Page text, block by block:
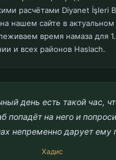
расчётами Diyanet İşleri
нашем сайте в
время намаза для
и всех районов Haslach.
день есть такой час,
попадёт на него и
непременно дарует ему
Хадис